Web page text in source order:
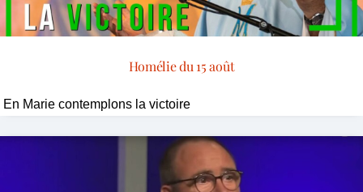
Homélie du 15 août
En Marie contemplons la victoire